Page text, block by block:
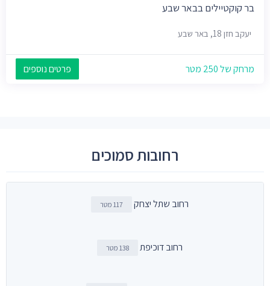
בר קוקטיילים בבאר שבע
יעקב חזן 18, באר שבע
מרחק של 250 מטר פרטים נוספים
רחובות סמוכים
רחוב שתל יצחק 117 מטר
רחוב דוכיפת 138 מטר